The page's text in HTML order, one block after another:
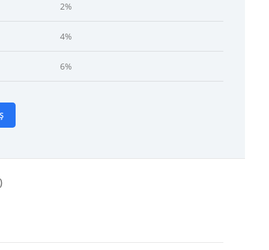
2%
4%
6%